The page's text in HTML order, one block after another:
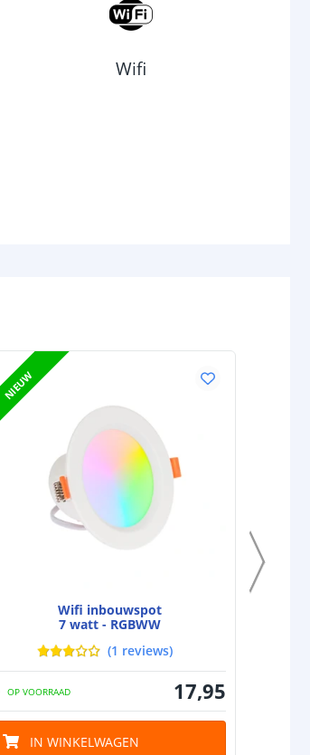
Wifi
NIEUW
Wifi inbouwspot
7 watt - RGBWW
(1 reviews)
OP VOORRAAD 17,95
IN WINKELWAGEN